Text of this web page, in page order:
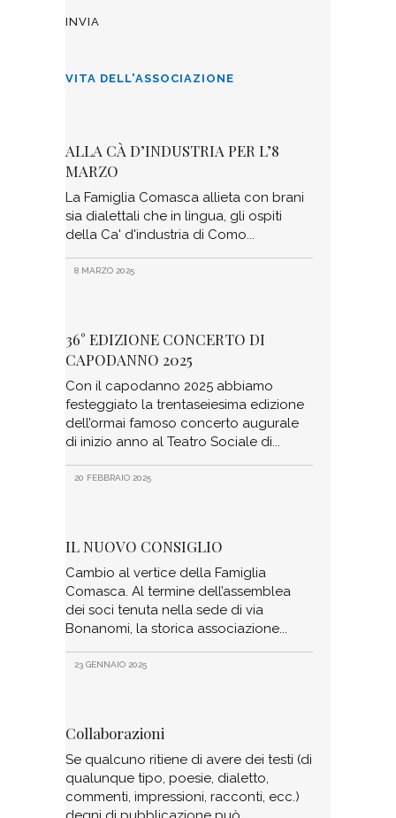
VITA DELL'ASSOCIAZIONE
ALLA CÀ D’INDUSTRIA PER L’8
MARZO
La Famiglia Comasca allieta con brani
sia dialettali che in lingua, gli ospiti
della Ca' d'industria di Como
8 MARZO 2025
36° EDIZIONE CONCERTO DI
CAPODANNO 2025
Con il capodanno 2025 abbiamo
festeggiato la trentaseiesima edizione
dell’ormai famoso concerto augurale
di inizio anno al Teatro Sociale di
20 FEBBRAIO 2025
IL NUOVO CONSIGLIO
Cambio al vertice della Famiglia
Comasca. Al termine dell’assemblea
dei soci tenuta nella sede di via
Bonanomi, la storica associazione
23 GENNAIO 2025
Collaborazioni
Se qualcuno ritiene di avere dei testi (di
qualunque tipo, poesie, dialetto,
commenti, impressioni, racconti, ecc.)